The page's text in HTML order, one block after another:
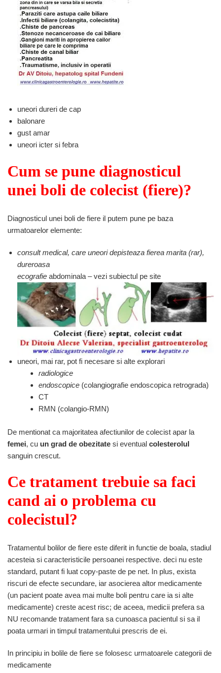
uneori dureri de cap
balonare
gust amar
uneori icter si febra
Cum se pune diagnosticul
unei boli de colecist (fiere)?
Diagnosticul unei boli de fiere il putem pune pe baza
urmatoarelor elemente:
consult medical, care uneori depisteaza fierea marita (rar),
dureroasa
ecografie abdominala – vezi subiectul pe site
uneori, mai rar, pot fi necesare si alte explorari
radiologice
endoscopice(colangiografie endoscopica retrograda)
CT
RMN (colangio-RMN)
De mentionat ca majoritatea afectiunilor de colecist apar la
femei, cu un grad de obezitate si eventual colesterolul
sanguin crescut.
Ce tratament trebuie sa faci
cand ai o problema cu
colecistul?
Tratamentul bolilor de fiere este diferit in functie de boala, stadiul
acesteia si caracteristicile persoanei respective. deci nu este
standard, putant fi luat copy-paste de pe net. In plus, exista
riscuri de efecte secundare, iar asocierea altor medicamente
(un pacient poate avea mai multe boli pentru care ia si alte
medicamente) creste acest risc; de aceea, medicii prefera sa
NU recomande tratament fara sa cunoasca pacientul si sa il
poata urmari in timpul tratamentului prescris de ei.
In principiu in bolile de fiere se folosesc urmatoarele categorii de
medicamente